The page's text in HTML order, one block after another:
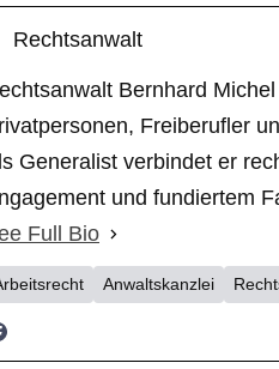
Rechtsanwalt
Bernhard
Freiberufler
Generalist verbindet er
und fundiertem
Full Bio
Anwaltskanzlei